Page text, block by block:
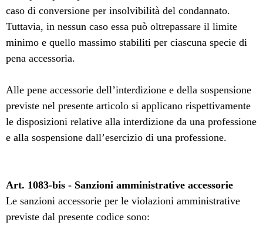
caso di conversione per insolvibilità del condannato.
Tuttavia, in nessun caso essa può oltrepassare il limite
minimo e quello massimo stabiliti per ciascuna specie di
pena accessoria.
Alle pene accessorie dell’interdizione e della sospensione
previste nel presente articolo si applicano rispettivamente
le disposizioni relative alla interdizione da una professione
e alla sospensione dall’esercizio di una professione.
Art. 1083-bis - Sanzioni amministrative accessorie
Le sanzioni accessorie per le violazioni amministrative
previste dal presente codice sono: